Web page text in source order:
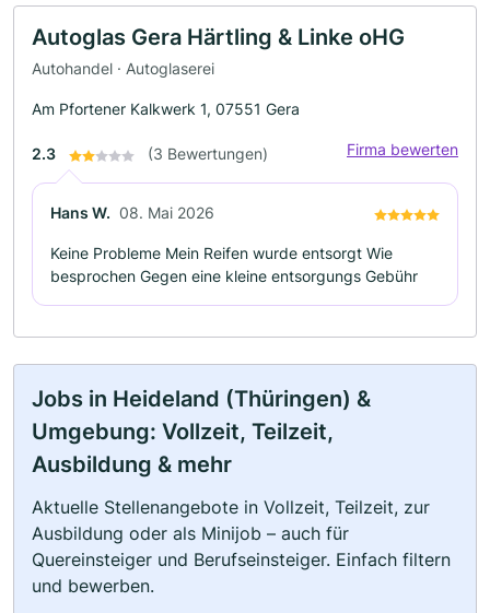
Autoglas Gera Härtling & Linke oHG
Autohandel · Autoglaserei
Am Pfortener Kalkwerk 1, 07551 Gera
2.3 (3 Bewertungen) Firma bewerten
Hans W. 08. Mai 2026
Keine Probleme Mein Reifen wurde entsorgt Wie
besprochen Gegen eine kleine entsorgungs Gebühr
Jobs in Heideland (Thüringen) &
Umgebung: Vollzeit, Teilzeit,
Ausbildung & mehr
Aktuelle Stellenangebote in Vollzeit, Teilzeit, zur
Ausbildung oder als Minijob – auch für
Quereinsteiger und Berufseinsteiger. Einfach filtern
und bewerben.